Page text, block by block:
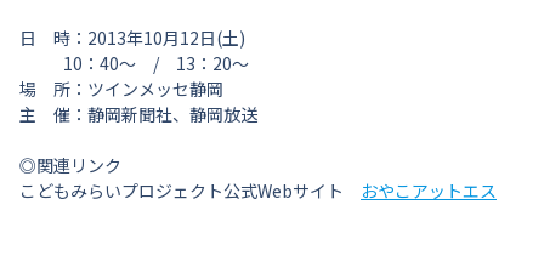
日 時：2013年10月12日(土)
10：40～ / 13：20～
場 所：ツインメッセ静岡
主 催：静岡新聞社、静岡放送
◎関連リンク
こどもみらいプロジェクト公式Webサイト おやこアットエス